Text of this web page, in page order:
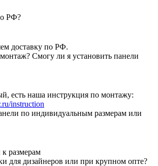
РФ?
доставку по РФ.
Смогу ли я установить панели
есть наша инструкция по монтажу:
instruction
по индивидуальным размерам или
размерам
для дизайнеров или при крупном опте?